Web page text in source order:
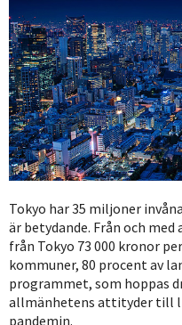
Tokyo har 35 miljoner
är betydande. Från och
från Tokyo 73 000 kronor
kommuner, 80 procent av
programmet, som hoppas
allmänhetens attityder till
pandemin.